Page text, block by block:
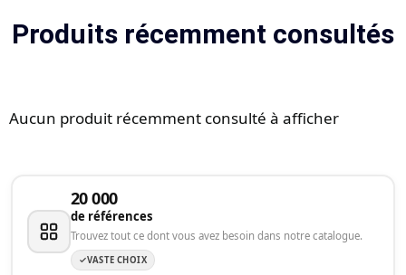
Produits récemment consultés
Aucun produit récemment consulté à afficher
20 000
de références
Trouvez tout ce dont vous avez besoin dans notre catalogue.
VASTE CHOIX